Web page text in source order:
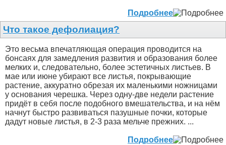
Подробнее
Что такое дефолиация?
Это весьма впечатляющая операция проводится на
бонсаях для замедления развития и образования более
мелких и, следовательно, более эстетичных листьев. В
мае или июне убирают все листья, покрывающие
растение, аккуратно обрезая их маленькими ножницами
у основания черешка. Через одну-две недели растение
придёт в себя после подобного вмешательства, и на нём
начнут быстро развиваться пазушные почки, которые
дадут новые листья, в 2-3 раза мельче прежних. ...
Подробнее